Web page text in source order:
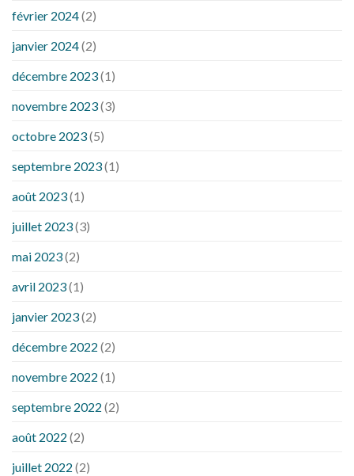
février 2024(2)
janvier 2024(2)
décembre 2023(1)
novembre 2023(3)
octobre 2023(5)
septembre 2023(1)
août 2023(1)
juillet 2023(3)
mai 2023(2)
avril 2023(1)
janvier 2023(2)
décembre 2022 (2)
novembre 2022 (1)
septembre 2022 (2)
août 2022 (2)
juillet 2022 (2)